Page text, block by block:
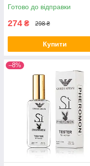
Готово до відправки
274 ₴ 298 ₴
Купити
–8%